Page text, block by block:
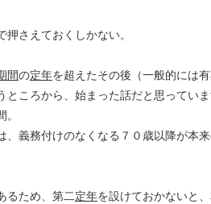
さえておくしかない。
間の定年を超えたその後（一般的には
ところから、始まった話だと思っていま
、義務付けのなくなる７０歳以降が本
るため、第二定年を設けておかないと